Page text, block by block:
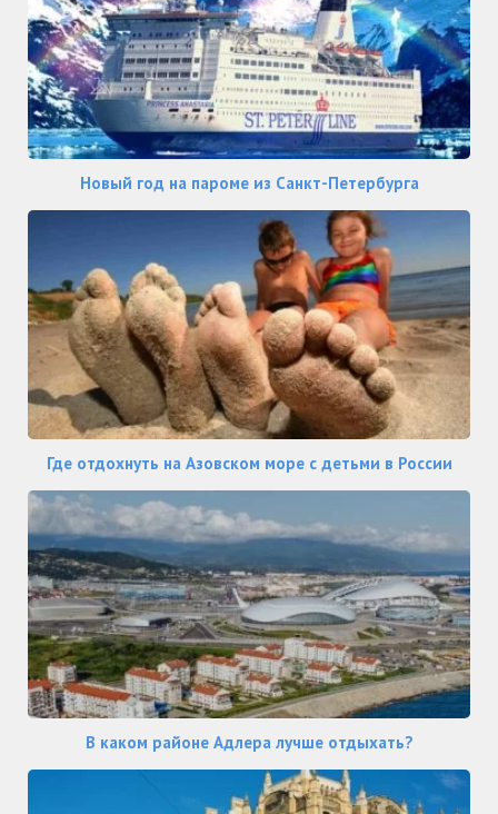
Новый год на пароме из Санкт-Петербурга
Где отдохнуть на Азовском море с детьми в России
В каком районе Адлера лучше отдыхать?